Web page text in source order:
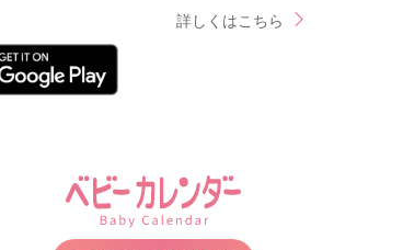
詳しくはこちら